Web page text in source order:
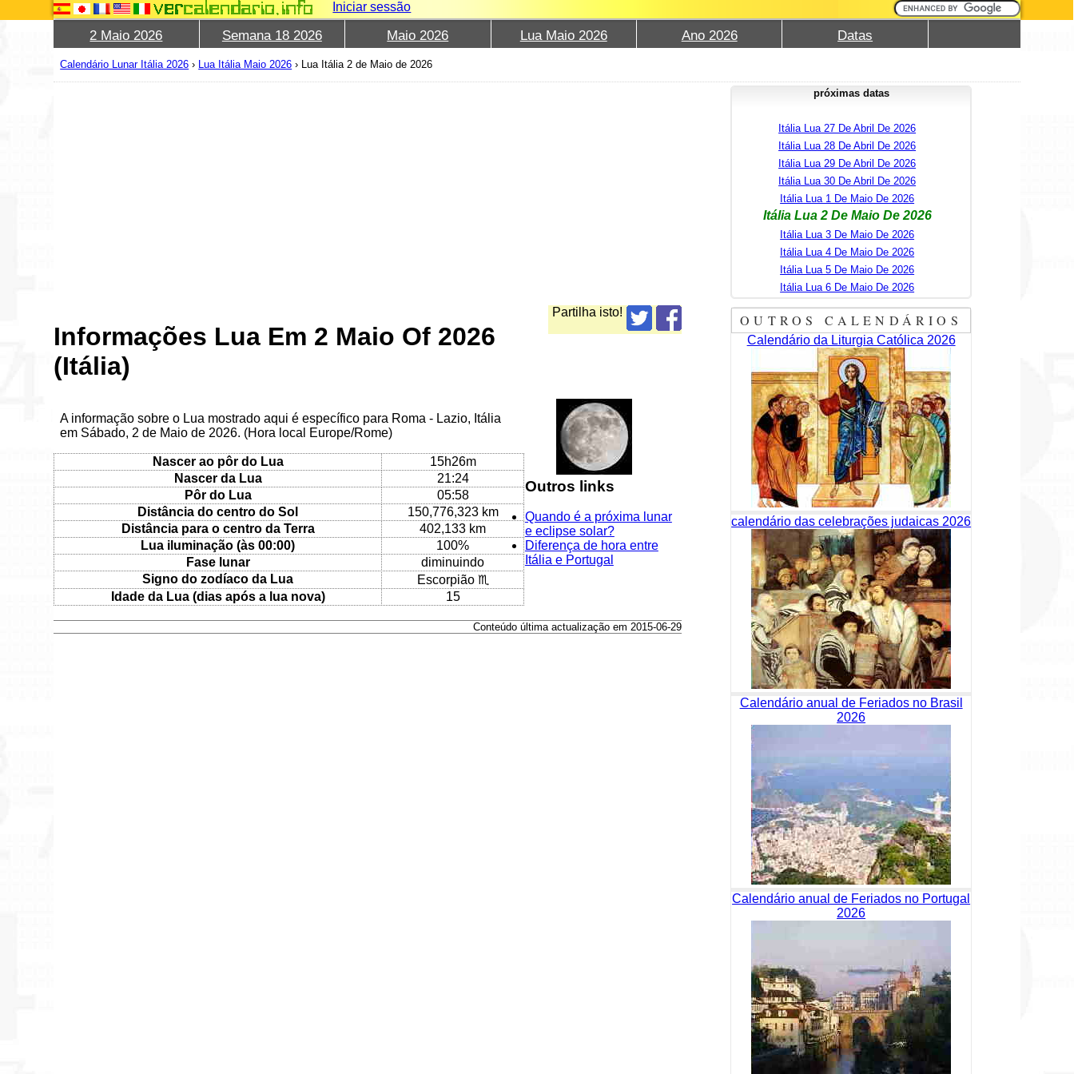
Iniciar sessão
2 Maio 2026 Semana 18 2026 Maio 2026 Lua Maio 2026 Ano 2026 Datas
Calendário Lunar Itália 2026 › Lua Itália Maio 2026 › Lua Itália 2 de Maio de 2026
Partilha isto!
Informações Lua Em 2 Maio Of 2026
(Itália)
A informação sobre o Lua mostrado aqui é específico para Roma - Lazio, Itália
em Sábado, 2 de Maio de 2026. (Hora local Europe/Rome)
Nascer ao pôr do Lua
15h26m
Nascer da Lua
21:24
Pôr do Lua
05:58
Distância do centro do Sol
150,776,323 km
Distância para o centro da Terra
402,133 km
Lua iluminação (às 00:00)
100%
Fase lunar
diminuindo
Signo do zodíaco da Lua
Escorpião ♏
Idade da Lua (dias após a lua nova)
15
Outros links
Quando é a próxima lunar
e eclipse solar?
Diferença de hora entre
Itália e Portugal
Conteúdo última actualização em 2015-06-29
próximas datas
Itália Lua 27 De Abril De 2026
Itália Lua 28 De Abril De 2026
Itália Lua 29 De Abril De 2026
Itália Lua 30 De Abril De 2026
Itália Lua 1 De Maio De 2026
Itália Lua 2 De Maio De 2026
Itália Lua 3 De Maio De 2026
Itália Lua 4 De Maio De 2026
Itália Lua 5 De Maio De 2026
Itália Lua 6 De Maio De 2026
OUTROS CALENDÁRIOS
Calendário da Liturgia Católica 2026
calendário das celebrações judaicas 2026
Calendário anual de Feriados no Brasil
2026
Calendário anual de Feriados no Portugal
2026